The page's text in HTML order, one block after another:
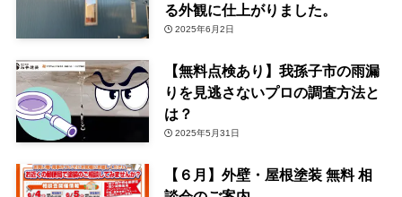
る外観に仕上がりました。
2025年6月2日
【無料点検あり】我孫子市の雨漏
りを見逃さないプロの調査方法と
は？
2025年5月31日
【６月】外壁・屋根塗装 無料 相